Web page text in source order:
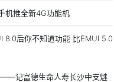
机推全新4G功能机
8.0后你不知道功能 比EMUI 5.0
记富德生命人寿长沙中支魅